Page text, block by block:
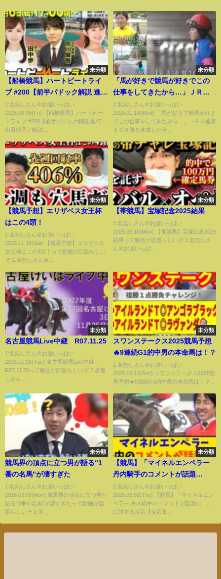
未分類
【船橋競馬】ハートビートライ
ブ #200【前半パドック解説 進
行：山田桃子／解説：市川俊吾
（日刊競馬）】【後半出演 進
行：田中歩／ゲスト：白戸ゆめ
馬）】
1:名無しさん＠お腹いっぱい
2025.06.06(Fri) 【船橋競馬】ハートビー
トライブ #200【前半パドック解説 進行：
山田桃子／解説...
未分類
「馬が好きで競馬が好きでこの
仕事をしてきたから…」ＪＲＡ
通算１００勝を達成した今村聖
奈騎手の知られざる苦悩の日々
に密着！＜うまんちゅスペシャ
1:名無しさん＠お腹いっぱい
2026.01.14(Wed) 「馬が好きで競馬が好き
でこの仕事をしてきたから…」ＪＲＡ通算
１００勝を達成した今...
未分類
【競馬予想】エリザベス女王杯
はこの4頭！
1:名無しさん＠お腹いっぱい
2025.11.15(Sat) 【競馬予想】エリザベス
女王杯はこの4頭！って動画が話題らしい
ぞ 2:名無しさん＠...
未分類
【帯競馬】宝塚記念2025結果
1:名無しさん＠お腹いっぱい
2025.06.16(Mon) 【帯競馬】宝塚記念2025
結果って動画が話題らしいぞ 2:名無しさ
ん＠お腹いっぱ...
未分類
名古屋競馬Live中継 R07.11.25
1:名無しさん＠お腹いっぱい
2025.11.25(Tue) 名古屋競馬Live中継
R07.11.25って動画が話題らしいぞ 2:名無
しさん...
未分類
スワンステークス2025競馬予想
🔥9連続G1的中男の本命馬は！？
1:名無しさん＠お腹いっぱい
2025.10.12(Sun) スワンステークス2025競
馬予想🔥9連続G1的中男の本命馬は！？...
未分類
競馬界の頂点に立つ男が語る“1
番の名馬”が凄すぎた
1:名無しさん＠お腹いっぱい
2026.03.09(Mon) 競馬界の頂点に立つ男が
語る“1番の名馬”が凄すぎたって動画が話
題らしいぞ 2:名...
未分類
【競馬】「マイネルエンペラー
丹内騎手のコメントが話題
に…」に対する反応【反応集】
1:名無しさん＠お腹いっぱい
2025.05.01(Thu) 【競馬】「マイネルエン
ペラー 丹内騎手のコメントが話題に…」
に対する反応【反応集...